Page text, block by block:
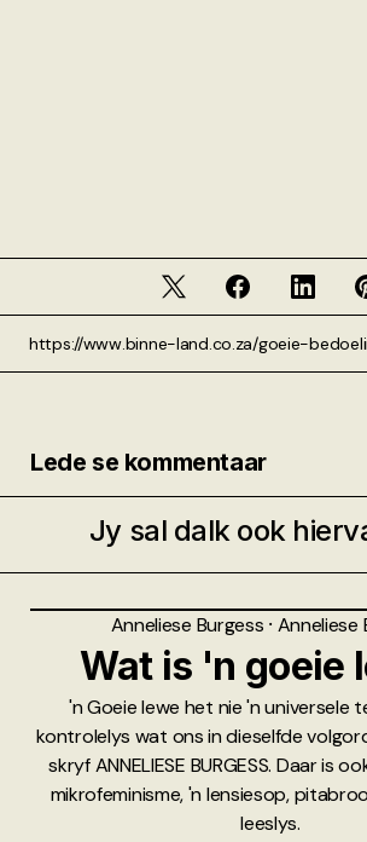
Lede se kommentaar
Jy sal dalk ook
Anneliese Burgess ⸱ Anneliese
Wat is 'n goeie
'n Goeie lewe het nie 'n universele
kontrolelys wat ons in dieselfde
skryf ANNELIESE BURGESS. Daar is
mikrofeminisme, 'n lensiesop,
leeslys.